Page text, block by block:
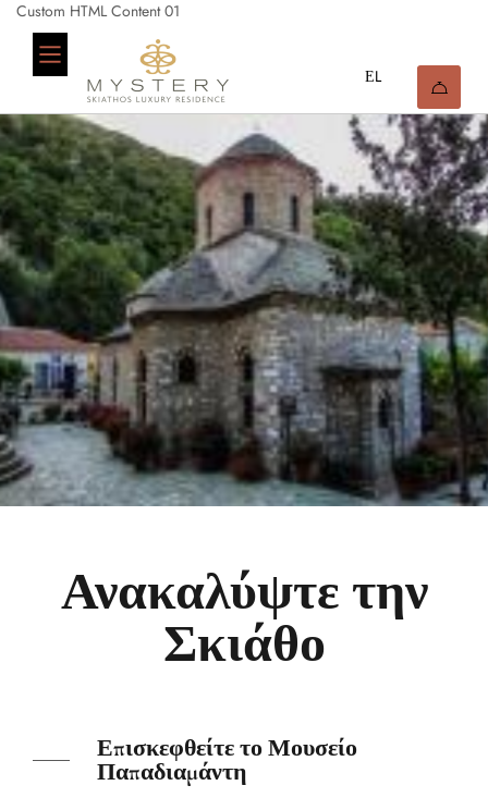
Custom HTML Content 01
Ανακαλύψτε την
Σκιάθο
Επισκεφθείτε το Μουσείο
Παπαδιαμάντη